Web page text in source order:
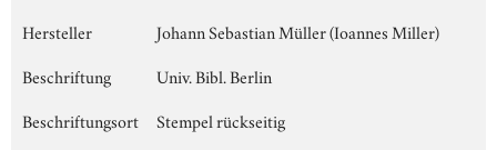
Hersteller
Johann Sebastian Müller (Ioannes Miller)
Beschriftung
Univ. Bibl. Berlin
Beschriftungsort
Stempel rückseitig